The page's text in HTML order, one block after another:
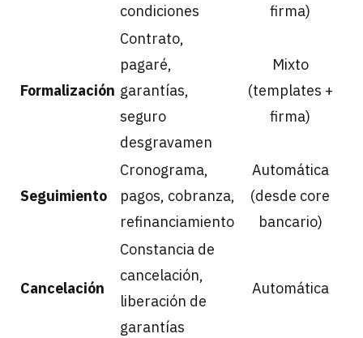
condiciones
firma)
Formalización
Contrato,
pagaré,
garantías,
seguro
desgravamen
Mixto
(templates +
firma)
Seguimiento
Cronograma,
pagos, cobranza,
refinanciamiento
Automática
(desde core
bancario)
Cancelación
Constancia de
cancelación,
liberación de
garantías
Automática